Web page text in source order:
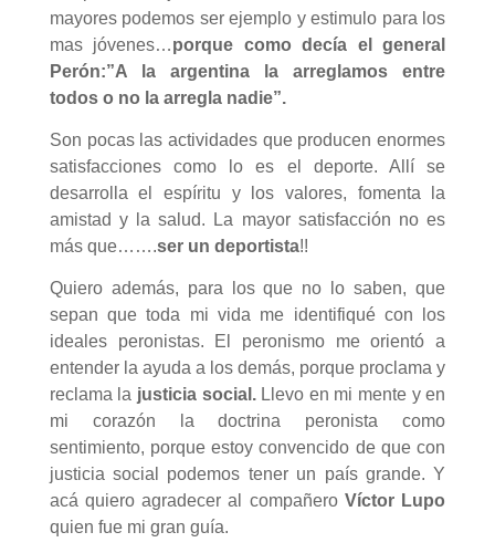
mayores podemos ser ejemplo y estimulo para los
mas jóvenes…porque como decía el general
Perón:”A la argentina la arreglamos entre
todos o no la arregla nadie”.
Son pocas las actividades que producen enormes
satisfacciones como lo es el deporte. Allí se
desarrolla el espíritu y los valores, fomenta la
amistad y la salud. La mayor satisfacción no es
más que…….ser un deportista!!
Quiero además, para los que no lo saben, que
sepan que toda mi vida me identifiqué con los
ideales peronistas. El peronismo me orientó a
entender la ayuda a los demás, porque proclama y
reclama la justicia social. Llevo en mi mente y en
mi corazón la doctrina peronista como
sentimiento, porque estoy convencido de que con
justicia social podemos tener un país grande. Y
acá quiero agradecer al compañero Víctor Lupo
quien fue mi gran guía.